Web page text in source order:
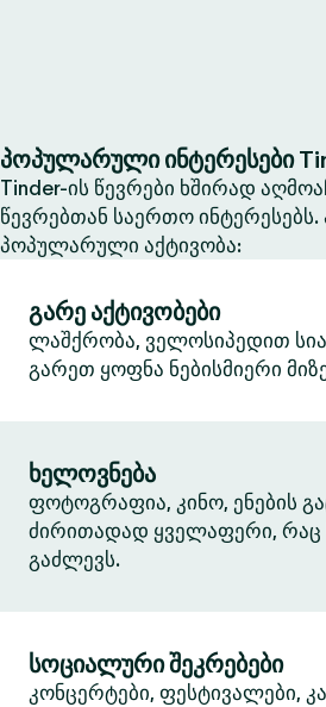
პოპულარული ინტერესები
Tinder-ის წევრები ხშირად
წევრებთან საერთო ინტერესებს.
პოპულარული აქტივობა:
გარე აქტივობები
ლაშქრობა, ველოსიპედით
გარეთ ყოფნა ნებისმიერი
ხელოვნება
ფოტოგრაფია, კინო, ენების
ძირითადად ყველაფერი, რაც
გაძლევს.
სოციალური შეკრებები
კონცერტები, ფესტივალები,